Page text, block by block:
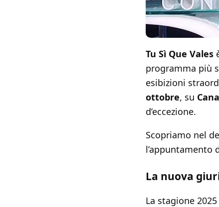
Tu Sì Que Vales
programma più
esibizioni
ottobre, su
d’eccezione.
Scopriamo nel
l’appuntamento
La nuova
La stagione